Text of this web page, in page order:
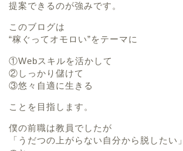
提案できるのが強みです。
このブログは
“稼ぐってオモロい”をテーマに
①Webスキルを活かして
②しっかり儲けて
③悠々自適に生きる
ことを目指します。
僕の前職は教員でしたが
「うだつの上がらない自分から脱したい」